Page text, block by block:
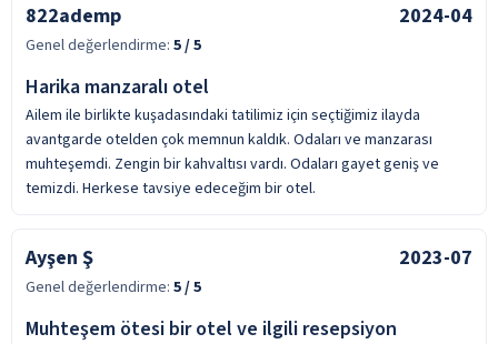
822ademp 2024-04
Genel değerlendirme: 5/ 5
Harika manzaralı otel
Ailem ile birlikte kuşadasındaki tatilimiz için seçtiğimiz ilayda
avantgarde otelden çok memnun kaldık. Odaları ve manzarası
muhteşemdi. Zengin bir kahvaltısı vardı. Odaları gayet geniş ve
temizdi. Herkese tavsiye edeceğim bir otel.
Ayşen Ş 2023-07
Genel değerlendirme: 5/ 5
Muhteşem ötesi bir otel ve ilgili resepsiyon